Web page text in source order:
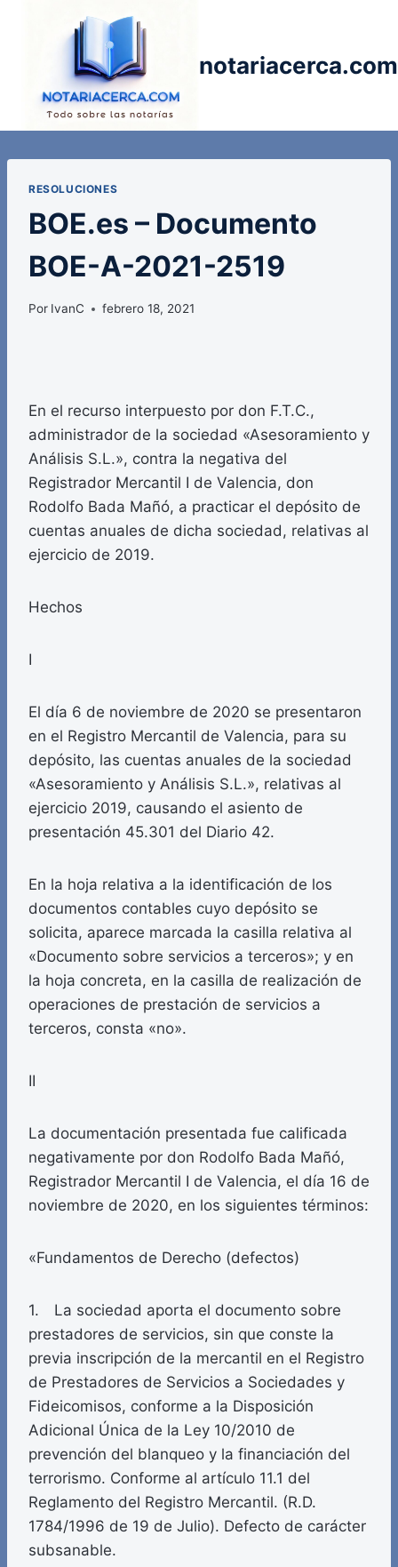
notariacerca.com
RESOLUCIONES
BOE.es – Documento
BOE-A-2021-2519
Por IvanC febrero 18, 2021
En el recurso interpuesto por don F.T.C.,
administrador de la sociedad «Asesoramiento y
Análisis S.L.», contra la negativa del
Registrador Mercantil I de Valencia, don
Rodolfo Bada Mañó, a practicar el depósito de
cuentas anuales de dicha sociedad, relativas al
ejercicio de 2019.
Hechos
I
El día 6 de noviembre de 2020 se presentaron
en el Registro Mercantil de Valencia, para su
depósito, las cuentas anuales de la sociedad
«Asesoramiento y Análisis S.L.», relativas al
ejercicio 2019, causando el asiento de
presentación 45.301 del Diario 42.
En la hoja relativa a la identificación de los
documentos contables cuyo depósito se
solicita, aparece marcada la casilla relativa al
«Documento sobre servicios a terceros»; y en
la hoja concreta, en la casilla de realización de
operaciones de prestación de servicios a
terceros, consta «no».
II
La documentación presentada fue calificada
negativamente por don Rodolfo Bada Mañó,
Registrador Mercantil I de Valencia, el día 16 de
noviembre de 2020, en los siguientes términos:
«Fundamentos de Derecho (defectos)
1. La sociedad aporta el documento sobre
prestadores de servicios, sin que conste la
previa inscripción de la mercantil en el Registro
de Prestadores de Servicios a Sociedades y
Fideicomisos, conforme a la Disposición
Adicional Única de la Ley 10/2010 de
prevención del blanqueo y la financiación del
terrorismo. Conforme al artículo 11.1 del
Reglamento del Registro Mercantil. (R.D.
1784/1996 de 19 de Julio). Defecto de carácter
subsanable.